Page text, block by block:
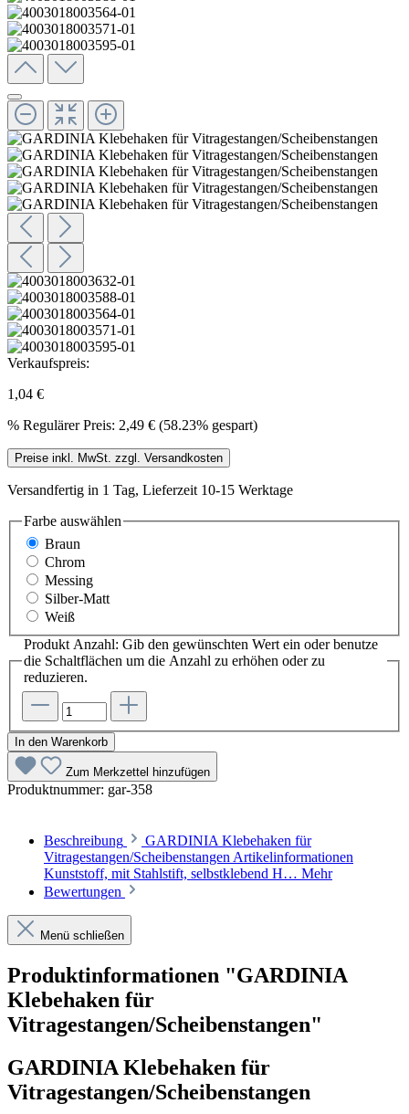
Verkaufspreis:
1,04 €
% Regulärer Preis: 2,49 € (58.23% gespart)
Preise inkl. MwSt. zzgl. Versandkosten
Versandfertig in 1 Tag, Lieferzeit 10-15 Werktage
Farbe auswählen
Braun
Chrom
Messing
Silber-Matt
Weiß
Produkt Anzahl: Gib den gewünschten Wert ein oder benutze
die Schaltflächen um die Anzahl zu erhöhen oder zu
reduzieren.
In den Warenkorb
Zum Merkzettel hinzufügen
Produktnummer: gar-358
Beschreibung
GARDINIA Klebehaken für
Vitragestangen/Scheibenstangen Artikelinformationen
Kunststoff, mit Stahlstift, selbstklebend H… Mehr
Bewertungen
Menü schließen
Produktinformationen "GARDINIA
Klebehaken für
Vitragestangen/Scheibenstangen"
GARDINIA Klebehaken für
Vitragestangen/Scheibenstangen